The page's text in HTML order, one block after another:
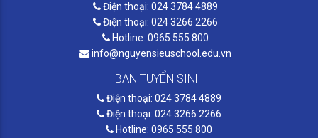
Điện thoại: 024 3784 4889
Điện thoại: 024 3266 2266
Hotline: 0965 555 800
info@nguyensieuschool.edu.vn
BAN TUYỂN SINH
Điện thoại: 024 3784 4889
Điện thoại: 024 3266 2266
Hotline: 0965 555 800